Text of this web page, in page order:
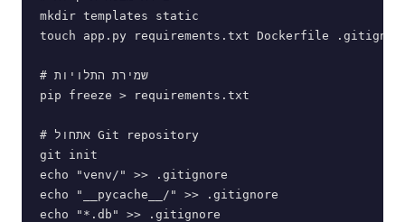
mkdir templates static
touch app.py requirements.txt Dockerfile
# שמירת התלויות
pip freeze > requirements.txt
# אתחול Git repository
git init
echo "venv/" >> .gitignore
echo "__pycache__/" >> .gitignore
echo "*.db" >> .gitignore